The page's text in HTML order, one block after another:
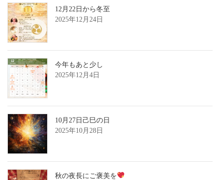
12月22日から冬至
2025年12月24日
今年もあと少し
2025年12月4日
10月27日己巳の日
2025年10月28日
秋の夜長にご褒美を